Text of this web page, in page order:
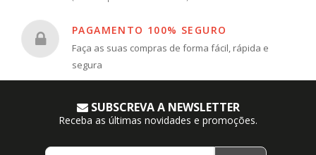
PAGAMENTO 100% SEGURO
Faça as suas compras de forma fácil, rápida e
segura
SUBSCREVA A NEWSLETTER
Receba as últimas novidades e promoções.